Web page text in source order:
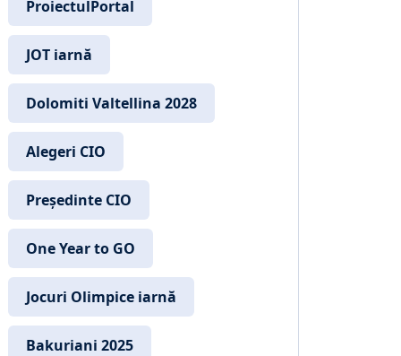
ProiectulPortal
JOT iarnă
Dolomiti Valtellina 2028
Alegeri CIO
Președinte CIO
One Year to GO
Jocuri Olimpice iarnă
Bakuriani 2025